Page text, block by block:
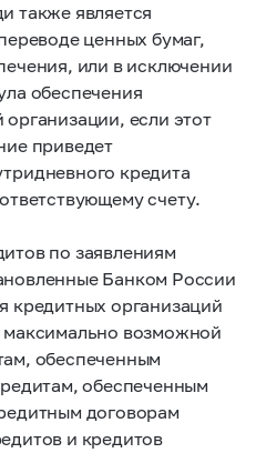
также является
ценных бумаг,
или в исключении
обеспечения
если этот
приведет
кредита
счету.
по заявлениям
Банком России
кредитных организаций
максимально возможной
обеспеченным
обеспеченным
договорам
и кредитов